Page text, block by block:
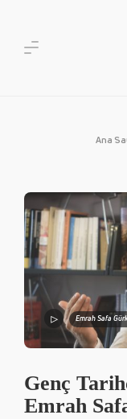
Ana
Emrah Safa
Genç
Emrah